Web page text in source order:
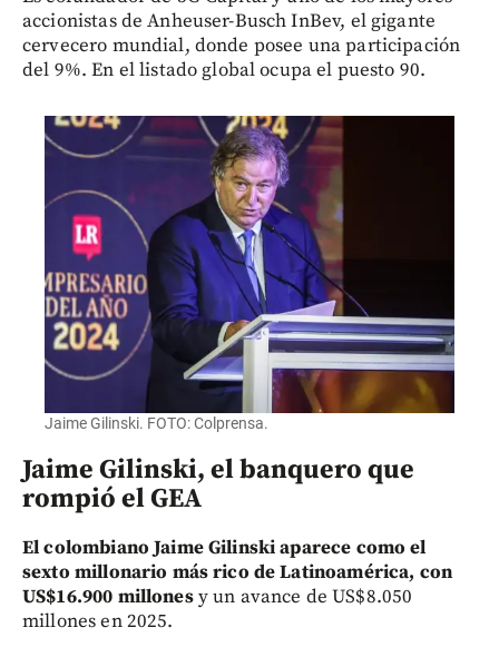
accionistas de Anheuser-Busch InBev, el gigante
cervecero mundial, donde posee una participación
del 9%. En el listado global ocupa el puesto 90.
Jaime Gilinski. FOTO: Colprensa.
Jaime Gilinski, el banquero que
rompió el GEA
El colombiano Jaime Gilinski aparece como el
sexto millonario más rico de Latinoamérica, con
US$16.900 millonesy un avance de US$8.050
millones en 2025.